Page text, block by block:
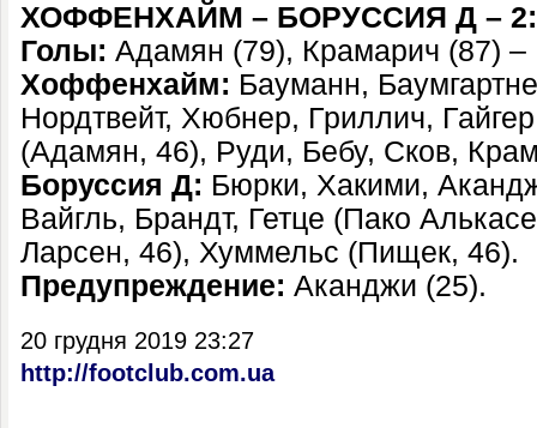
ХОФФЕНХАЙМ – БОРУССИЯ Д –
Голы: Адамян (79), Крамарич (87) –
Хоффенхайм: Бауманн,
Нордтвейт, Хюбнер, Гриллич,
(Адамян, 46), Руди, Бебу, Сков,
Боруссия Д: Бюрки, Хакими,
Вайгль, Брандт, Гетце (Пако
Ларсен, 46), Хуммельс (Пищек, 46).
Предупреждение: Аканджи (25).
20 грудня 2019 23:27
http://footclub.com.ua